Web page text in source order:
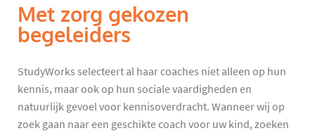
Met zorg gekozen
begeleiders
StudyWorks selecteert al haar coaches niet alleen op hun
kennis, maar ook op hun sociale vaardigheden en
natuurlijk gevoel voor kennisoverdracht. Wanneer wij op
zoek gaan naar een geschikte coach voor uw kind, zoeken